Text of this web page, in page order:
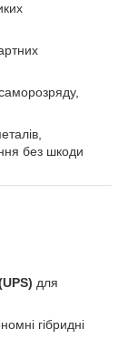
без шкоди
для
гібридні